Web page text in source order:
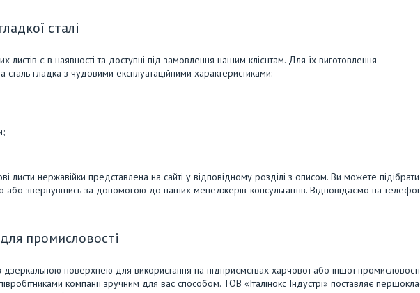
сталі
листів є в наявності та доступні під замовлення нашим клієнтам. Для їх виготовлення
сталь гладка з чудовими експлуатаційними характеристиками:
листи нержавійки представлена на сайті у відповідному розділі з описом. Ви можете підібрати
або звернувшись за допомогою до наших менеджерів-консультантів. Відповідаємо на
промисловості
дзеркальною поверхнею для використання на підприємствах харчової або іншої промисловості
компанії зручним для вас способом. ТОВ «Італінокс Індустрі» поставляє